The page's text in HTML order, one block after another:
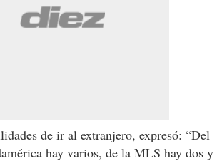
de ir al extranjero, expresó: “Del
hay varios, de la MLS hay dos y